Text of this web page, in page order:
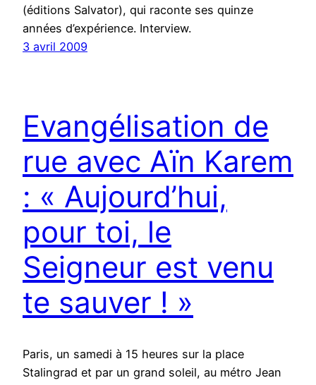
(éditions Salvator), qui raconte ses quinze
années d’expérience. Interview.
3 avril 2009
Evangélisation de
rue avec Aïn Karem
: « Aujourd’hui,
pour toi, le
Seigneur est venu
te sauver ! »
Paris, un samedi à 15 heures sur la place
Stalingrad et par un grand soleil, au métro Jean